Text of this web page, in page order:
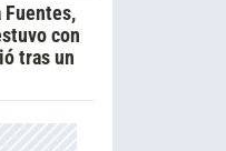
con
tras un